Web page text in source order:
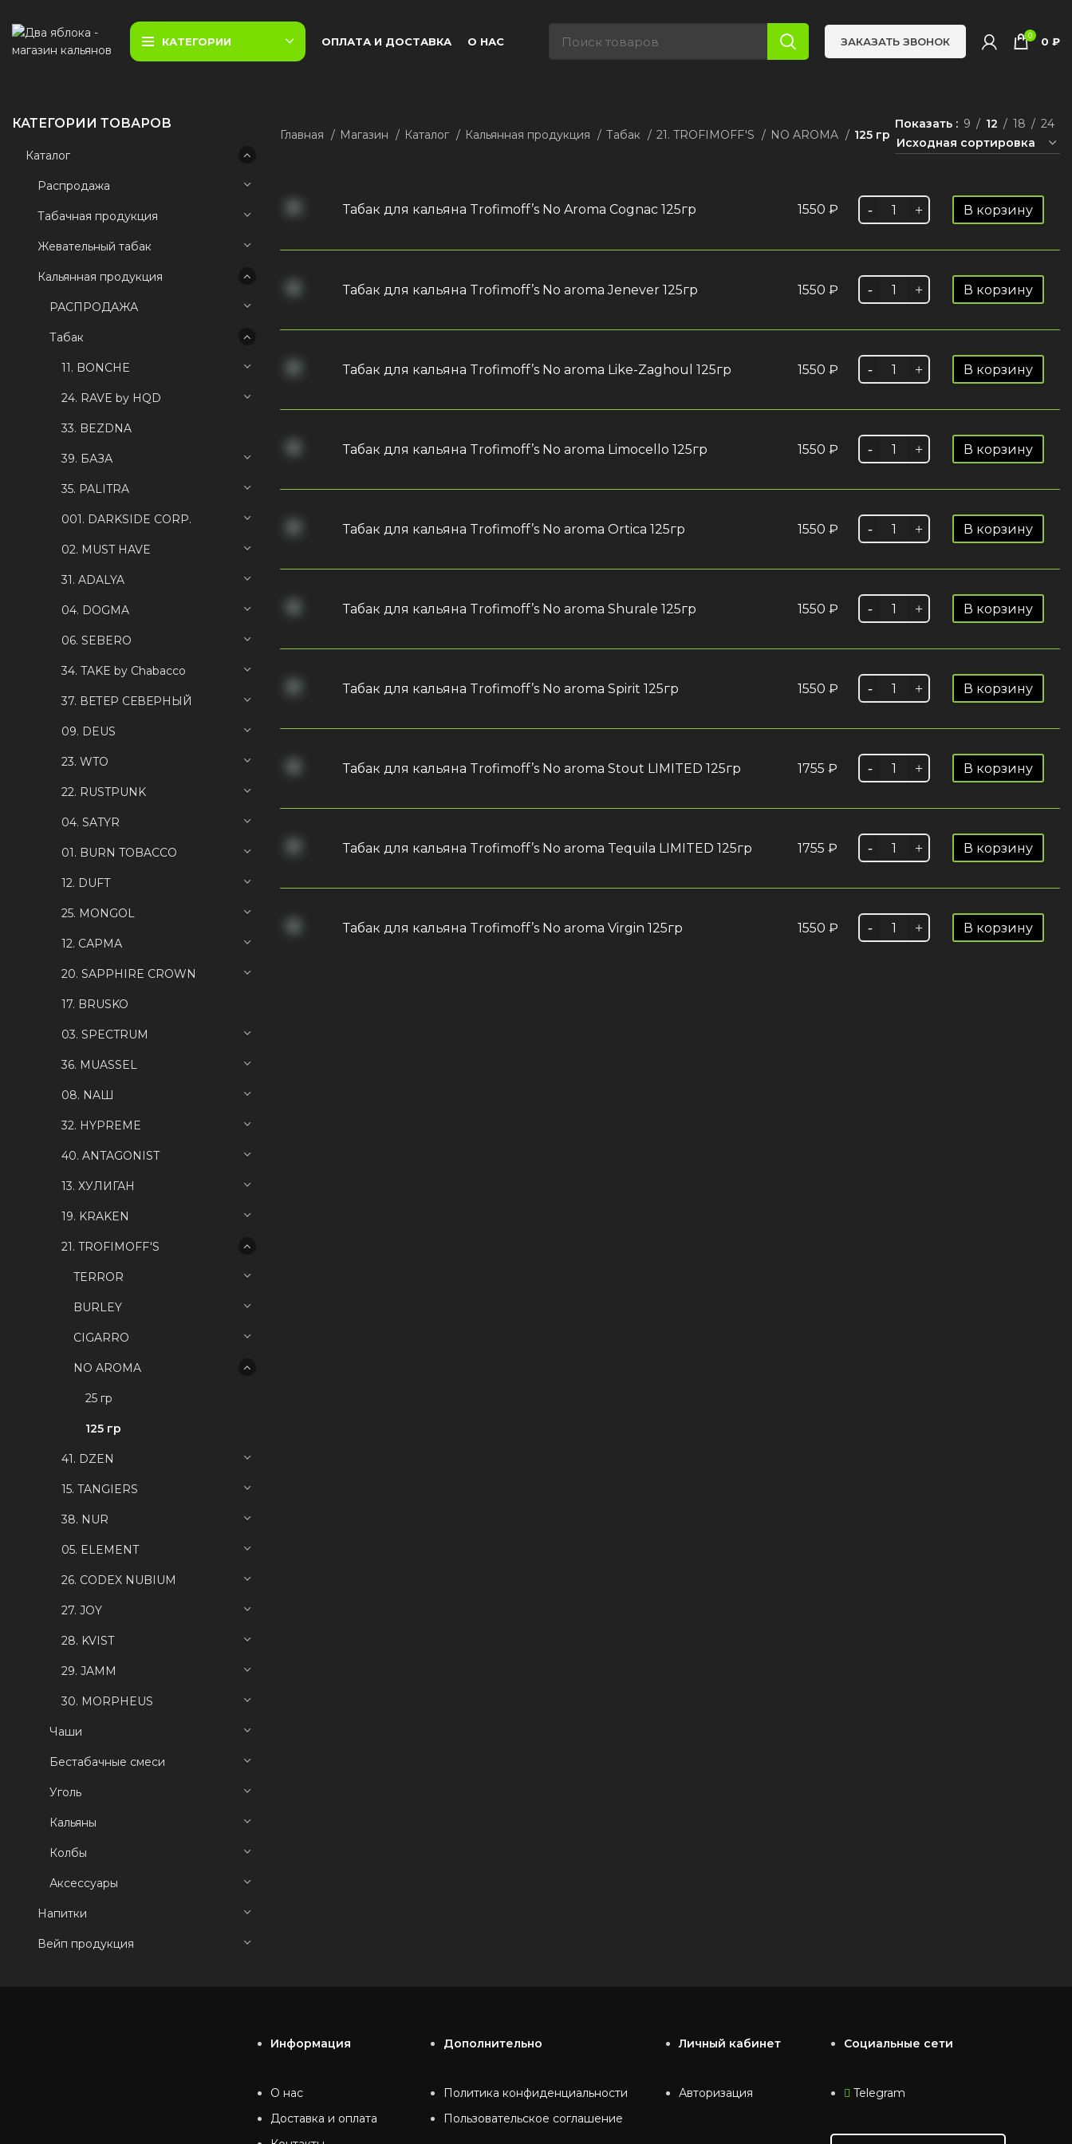
КАТЕГОРИИ ОПЛАТА И ДОСТАВКА О НАС ЗАКАЗАТЬ ЗВОНОК 0 0 ₽
Главная Магазин Каталог Кальянная продукция Табак 21. TROFIMOFF'S NO AROMA 125 гр
Показать 9 12 18 24
Табак для кальяна Trofimoff’s No Aroma Cognac 125гр 1550 ₽ В корзину
Табак для кальяна Trofimoff’s No aroma Jenever 125гр 1550 ₽ В корзину
Табак для кальяна Trofimoff’s No aroma Like-Zaghoul 125гр 1550 ₽ В корзину
Табак для кальяна Trofimoff’s No aroma Limocello 125гр 1550 ₽ В корзину
Табак для кальяна Trofimoff’s No aroma Ortica 125гр 1550 ₽ В корзину
Табак для кальяна Trofimoff’s No aroma Shurale 125гр 1550 ₽ В корзину
Табак для кальяна Trofimoff’s No aroma Spirit 125гр 1550 ₽ В корзину
Табак для кальяна Trofimoff’s No aroma Stout LIMITED 125гр 1755 ₽ В корзину
Табак для кальяна Trofimoff’s No aroma Tequila LIMITED 125гр 1755 ₽ В корзину
Табак для кальяна Trofimoff’s No aroma Virgin 125гр 1550 ₽ В корзину
КАТЕГОРИИ ТОВАРОВ
Каталог
Распродажа
Табачная продукция
Жевательный табак
Кальянная продукция
РАСПРОДАЖА
Табак
11. BONCHE
24. RAVE by HQD
33. BEZDNA
39. БАЗА
35. PALITRA
001. DARKSIDE CORP.
02. MUST HAVE
31. ADALYA
04. DOGMA
06. SEBERO
34. TAKE by Chabacco
37. ВЕТЕР СЕВЕРНЫЙ
09. DEUS
23. WTO
22. RUSTPUNK
04. SATYR
01. BURN TOBACCO
12. DUFT
25. MONGOL
12. САРМА
20. SAPPHIRE CROWN
17. BRUSKO
03. SPECTRUM
36. MUASSEL
08. NAШ
32. HYPREME
40. ANTAGONIST
13. ХУЛИГАН
19. KRAKEN
21. TROFIMOFF'S
TERROR
BURLEY
CIGARRO
NO AROMA
25 гр
125 гр
41. DZEN
15. TANGIERS
38. NUR
05. ELEMENT
26. CODEX NUBIUM
27. JOY
28. KVIST
29. JAMM
30. MORPHEUS
Чаши
Бестабачные смеси
Уголь
Кальяны
Колбы
Аксессуары
Напитки
Вейп продукция
Информация
О нас
Доставка и оплата
Дополнительно
Политика конфиденциальности
Пользовательское соглашение
Личный кабинет
Авторизация
Социальные сети
Telegram